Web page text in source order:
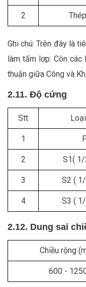
2
Ghi chú: Trên đây là
làm tấm lợp. Còn
thuận giữa Công và
2.11. Độ cứng
Stt
1
2 S1(
3 S2 (
4 S3 (
2.12. Dung sai
Chiều rộng
600 -